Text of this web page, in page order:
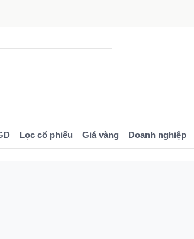
Lọc cổ phiếu Giá vàng Doanh nghiệp